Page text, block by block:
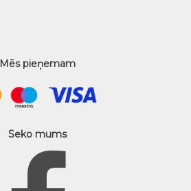
Mēs pieņemam
Seko mums